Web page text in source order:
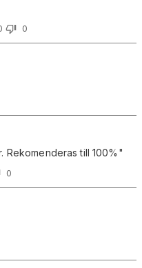
0
Rekomenderas till 100% "
0